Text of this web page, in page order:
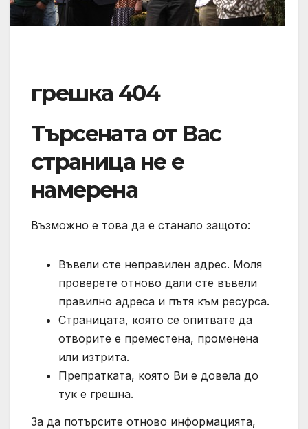
грешка 404
Търсената от Вас
страница не е
намерена
Възможно е това да е станало защото:
Въвели сте неправилен адрес. Моля
проверете отново дали сте въвели
правилно адреса и пътя към ресурса.
Страницата, която се опитвате да
отворите е преместена, променена
или изтрита.
Препратката, която Ви е довела до
тук е грешна.
За да потърсите отново информацията,